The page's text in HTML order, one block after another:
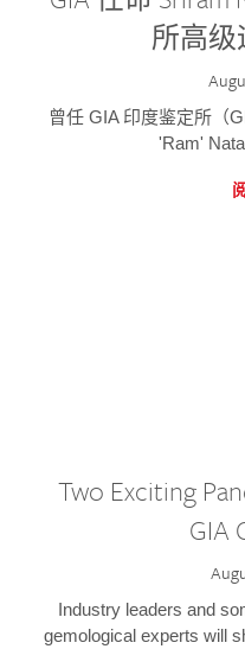
所高
曾任 GIA 印度鉴定所（
'Ram'
Two Exciting
GIA
Industry leaders and
gemological experts will